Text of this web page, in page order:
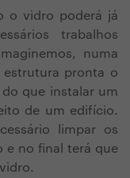
o vidro poderá já
trabalhos
numa
pronta o
que instalar um
de um edifício.
limpar os
e no final terá que